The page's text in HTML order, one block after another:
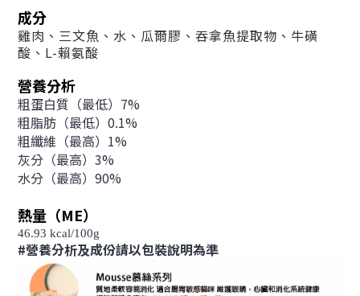
成分
雞肉、三文魚 、水、瓜爾膠、吞拿魚提取物、牛磺
酸、L-賴氨酸
營養分析
粗蛋白質（最低）7%
粗脂肪（最低）0.1%
粗纖維（最高）1%
灰分（最高）3%
水分（最高）90%
熱量（ME）
46.93 kcal/100g
#營養分析及成份請以包裝說明為準